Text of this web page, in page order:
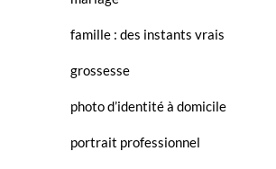
famille : des instants vrais
grossesse
photo d’identité à domicile
portrait professionnel